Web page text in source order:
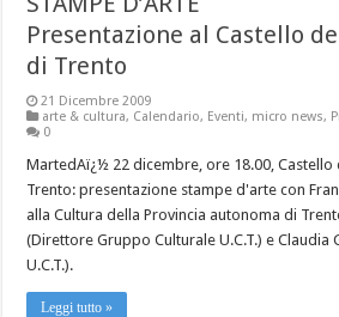
Presentazione al Castello
di Trento
21 Dicembre 2009
arte & cultura, Calendario, Eventi, micro news,
0
MartedAï¿½ 22 dicembre, ore 18.00, Castello
Trento: presentazione stampe d'arte con
alla Cultura della Provincia autonoma di
(Direttore Gruppo Culturale U.C.T.) e Claudia
U.C.T.).
Leggi tutto »